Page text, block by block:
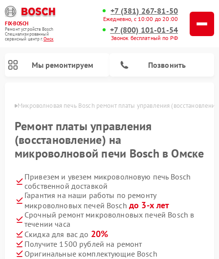
FIX-BOSCH
Ремонт устройств Bosch
Специализированный
cервисный центр г.Омск
+7 (381) 267-81-50
Ежедневно, с 10:00 до 20:00
+7 (800) 101-01-54
Звонок бесплатный по РФ
Мы ремонтируем Позвонить
Микроволновая печь Bosch ремонт платы управления
Ремонт платы управления
(восстановление) на
микроволновой печи Bosch в Омске
Привезем и увезем микроволновую печь Bosch
собственной доставкой
Гарантия на наши работы по ремонту
микроволновых печей Bosch до 3-х лет
Срочный ремонт микроволновых печей Bosch в
течении часа
Скидка для вас до 20%
Получите 1500 рублей на ремонт
Оригинальные комплектующие Bosch